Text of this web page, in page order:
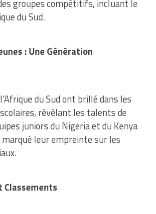
groupes compétitifs, incluant le
du Sud.
: Une Génération
du Sud ont brillé dans les
révélant les talents de
juniors du Nigeria et du Kenya
leur empreinte sur les